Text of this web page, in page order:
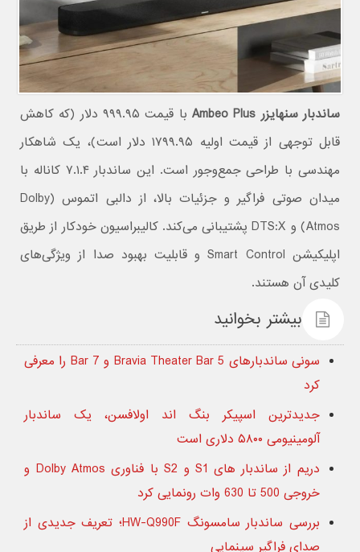
ساندبار سنهایزر Ambeo Plus
با قیمت ۹۹۹.۹۵ دلار (که کاهش
قابل توجهی از قیمت اولیه ۱۷۹۹.۹۵ دلار است)، یک شاهکار
مهندسی با طراحی جمع‌وجور است. این ساندبار ۷.۱.۴ کاناله با
میدان صوتی فراگیر و جزئیات بالا، از دالبی اتموس (Dolby
Atmos) و DTS:X پشتیبانی می‌کند. کالیبراسیون خودکار از طریق
اپلیکیشن Smart Control و قابلیت بهبود صدا از ویژگی‌های
کلیدی آن هستند.
بیشتر بخوانید
سونی ساندبارهای Bravia Theater Bar 5 و Bar 7 را معرفی
کرد
جدیدترین اسپیکر بنگ اند اولافسن، یک ساندبار
آلومینیومی ۵۸۰۰ دلاری است
دریم از ساندبار های S1 و S2 با فناوری Dolby Atmos و
خروجی 500 تا 630 وات رونمایی کرد
بررسی ساندبار سامسونگ HW-Q990F؛ تعریف جدیدی از
صدای فراگیر سینمایی